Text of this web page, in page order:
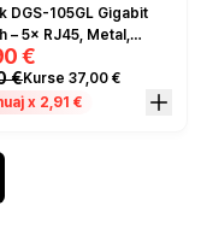
DGS-105GL Gigabit
– 5× RJ45, Metal,
€
€Kurse 37,00 €
x 2,91 €